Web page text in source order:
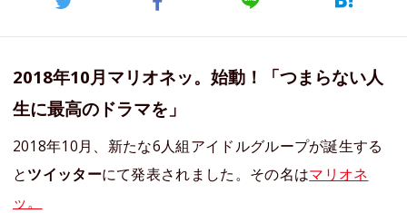
2018年10月マリオネッ。始動！「つまらない人
生に最高のドラマを」
2018年10月、新たな6人組アイドルグループが誕生する
とツイッターにて発表されました。その名はマリオネ
ッ。